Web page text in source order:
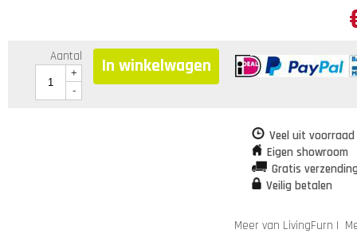
Aantal
+
-
In winkelwagen
Veel uit
Eigen showroom
Gratis
Veilig betalen
Meer van LivingFurn |